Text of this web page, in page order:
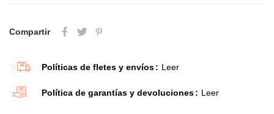
Compartir
Políticas de fletes y envíos Leer
Política de garantías y devoluciones Leer